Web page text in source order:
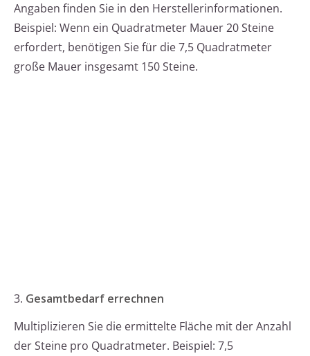
Angaben finden Sie in den Herstellerinformationen.
Beispiel: Wenn ein Quadratmeter Mauer 20 Steine
erfordert, benötigen Sie für die 7,5 Quadratmeter
große Mauer insgesamt 150 Steine.
3. Gesamtbedarf errechnen
Multiplizieren Sie die ermittelte Fläche mit der Anzahl
der Steine pro Quadratmeter. Beispiel: 7,5